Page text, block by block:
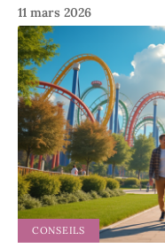
11 mars 2026
CONSEILS